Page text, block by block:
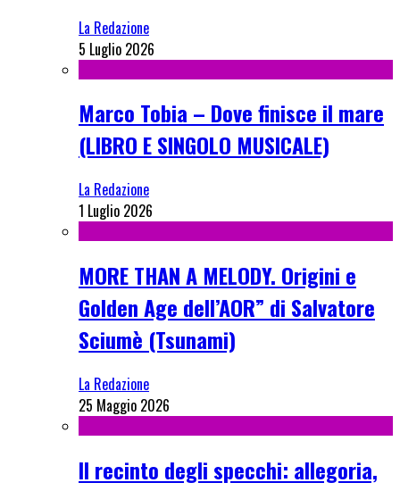
La Redazione
5 Luglio 2026
Marco Tobia – Dove finisce il mare
(LIBRO E SINGOLO MUSICALE)
La Redazione
1 Luglio 2026
MORE THAN A MELODY. Origini e
Golden Age dell’AOR” di Salvatore
Sciumè (Tsunami)
La Redazione
25 Maggio 2026
Il recinto degli specchi: allegoria,